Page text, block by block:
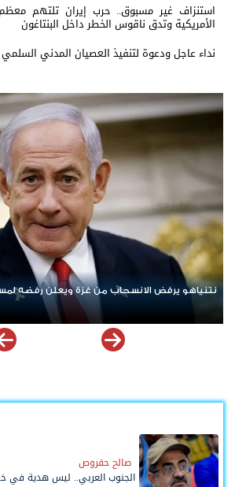
استنزاف غير مسبوق.. حرب إيران تلتهم
الأمريكية وتدق ناقوس الخطر داخل البنتاغون
نداء عاجل ودعوة لتنفيذ العصيان المدني
ردا على «خروقات» حزب الله.. إسرائيل تشن ضربات
صالح حقروص
الجنوب العربي.. ليس هدية في